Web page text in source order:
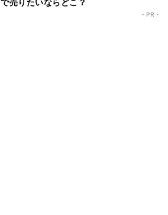
で売りたいならどこ？
- PR -